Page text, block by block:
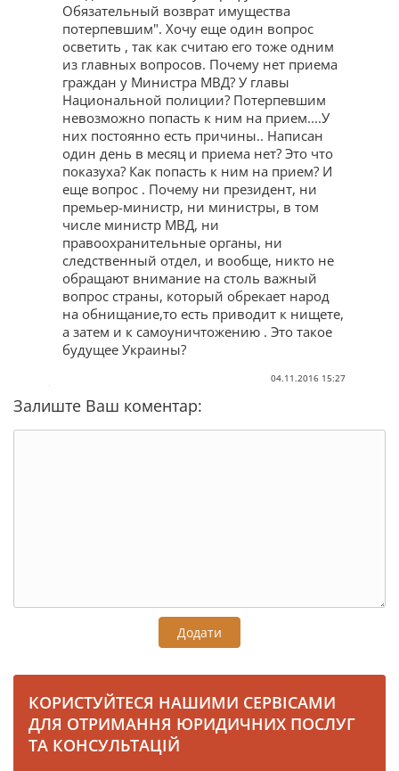
Обязательный возврат имущества
потерпевшим". Хочу еще один вопрос
осветить , так как считаю его тоже одним
из главных вопросов. Почему нет приема
граждан у Министра МВД? У главы
Национальной полиции? Потерпевшим
невозможно попасть к ним на прием....У
них постоянно есть причины.. Написан
один день в месяц и приема нет? Это что
показуха? Как попасть к ним на прием? И
еще вопрос . Почему ни президент, ни
премьер-министр, ни министры, в том
числе министр МВД, ни
правоохранительные органы, ни
следственный отдел, и вообще, никто не
обращают внимание на столь важный
вопрос страны, который обрекает народ
на обнищание,то есть приводит к нищете,
а затем и к самоуничтожению . Это такое
будущее Украины?
04.11.2016 15:27
Залиште Ваш коментар:
Додати
КОРИСТУЙТЕСЯ НАШИМИ СЕРВІСАМИ
ДЛЯ ОТРИМАННЯ ЮРИДИЧНИХ ПОСЛУГ
ТА КОНСУЛЬТАЦІЙ